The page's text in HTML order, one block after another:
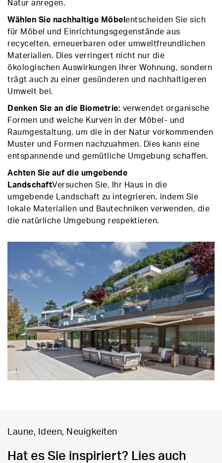
Natur anregen.
Wählen Sie nachhaltige Möbel entscheiden Sie sich
für Möbel und Einrichtungsgegenstände aus
recycelten, erneuerbaren oder umweltfreundlichen
Materialien. Dies verringert nicht nur die
ökologischen Auswirkungen Ihrer Wohnung, sondern
trägt auch zu einer gesünderen und nachhaltigeren
Umwelt bei.
Denken Sie an die Biometrie: verwendet organische
Formen und weiche Kurven in der Möbel- und
Raumgestaltung, um die in der Natur vorkommenden
Muster und Formen nachzuahmen. Dies kann eine
entspannende und gemütliche Umgebung schaffen.
Achten Sie auf die umgebende
LandschaftVersuchen Sie, Ihr Haus in die
umgebende Landschaft zu integrieren, indem Sie
lokale Materialien und Bautechniken verwenden, die
die natürliche Umgebung respektieren.
Laune, Ideen, Neuigkeiten
Hat es Sie inspiriert? Lies auch